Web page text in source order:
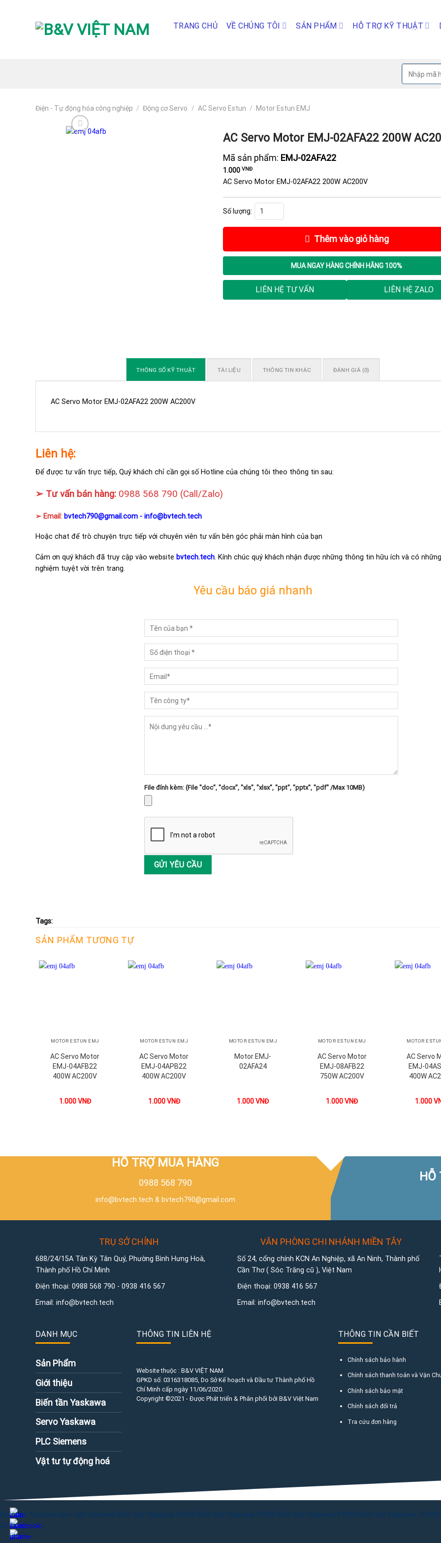
TRANG CHỦ VỀ CHÚNG TÔI SẢN PHẨM HỖ TRỢ KỸ THUẬT
Tìm
kiếm:
Điện - Tự động hóa công nghiệp / Động cơ Servo / AC Servo Estun / Motor Estun EMJ
AC Servo Motor EMJ-02AFA22 200W
Mã sản phẩm: EMJ-02AFA22
1.000VNĐ
AC Servo Motor EMJ-02AFA22 200W AC200V
AC Servo Motor EMJ-02AFA22 200W AC200V số lượng
Thêm vào giỏ hàng
MUA NGAY HÀNG CHÍNH HÃNG 100%
LIÊN HỆ TƯ VẤN LIÊN HỆ ZALO
THÔNG SỐ KỸ THUẬT TÀI LIỆU THÔNG TIN KHÁC ĐÁNH GIÁ (0)
AC Servo Motor EMJ-02AFA22 200W AC200V
Liên hệ:
Để được tư vấn trực tiếp, Quý khách chỉ cần gọi số Hotline của chúng tôi theo thông tin sau:
➢ Tư vấn bán hàng: 0988 568 790 (Call/Zalo)
➢ Email: bvtech790@gmail.com - info@bvtech.tech
Hoặc chat để trò chuyện trực tiếp với chuyên viên tư vấn bên góc phải màn hình của bạn
Cảm ơn quý khách đã truy cập vào website bvtech.tech. Kính chúc quý khách nhận được những thông tin hữu ích và có
nghiệm tuyệt vời trên trang.
Yêu cầu báo giá nhanh
File đính kèm: (File "doc", "docx", "xls", "xlsx", "ppt", "pptx", "pdf" /Max 10MB)
Tags:
SẢN PHẨM TƯƠNG TỰ
MOTOR ESTUN EMJ
AC Servo Motor
EMJ-04AFB22
400W AC200V
1.000VNĐ
MOTOR ESTUN EMJ
AC Servo Motor
EMJ-04APB22
400W AC200V
1.000VNĐ
MOTOR ESTUN EMJ
Motor EMJ-
02AFA24
1.000VNĐ
MOTOR ESTUN EMJ
AC Servo Motor
EMJ-08AFB22
750W AC200V
1.000VNĐ
MOTOR
AC Servo
EMJ-
400W
1.000
HỖ TRỢ MUA HÀNG
0988 568 790
info@bvtech.tech & bvtech790@gmail.com
HỖ
TRỤ SỞ CHÍNH
688/24/15A Tân Kỳ Tân Quý, Phường Bình Hưng Hoà,
Thành phố Hồ Chí Minh
Điện thoại: 0988 568 790 - 0938 416 567
Email: info@bvtech.tech
VĂN PHÒNG CHI NHÁNH MIỀN TÂY
Số 24, cổng chính KCN An Nghiệp, xã An Ninh, Thành phố
Cần Thơ ( Sóc Trăng cũ ), Việt Nam
Điện thoại: 0938 416 567
Email: info@bvtech.tech
DANH MỤC
Sản Phẩm
Giới thiệu
Biến tần Yaskawa
Servo Yaskawa
PLC Siemens
Vật tư tự động hoá
THÔNG TIN LIÊN HỆ
Website thuộc : B&V VIỆT NAM
GPKD số: 0316318085 , Do Sở Kế hoạch và Đầu tư Thành phố Hồ
Chí Minh cấp ngày 11/06/2020.
Copyright ©2021 - Được Phát triển & Phân phối bởi B&V Việt Nam
THÔNG TIN CẦN BIẾT
Chính sách bảo hành
Chính sách thanh toán và Vận
Chính sách bảo mật
Chính sách đổi trả
Tra cứu đơn hàng
Biến tần Yaskawa Bien tan Yaskawa Biến tần Yaskawa A1000 Biến tần Yaskawa E1000 Biến tần Yaskawa V1000 Biến tần Yaskawa J1000
G7